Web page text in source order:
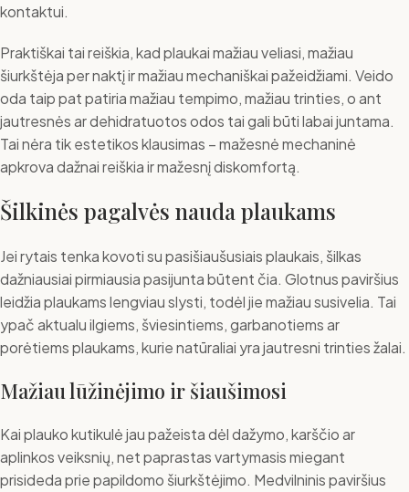
kontaktui.
Praktiškai tai reiškia, kad plaukai mažiau veliasi, mažiau
šiurkštėja per naktį ir mažiau mechaniškai pažeidžiami. Veido
oda taip pat patiria mažiau tempimo, mažiau trinties, o ant
jautresnės ar dehidratuotos odos tai gali būti labai juntama.
Tai nėra tik estetikos klausimas – mažesnė mechaninė
apkrova dažnai reiškia ir mažesnį diskomfortą.
Šilkinės pagalvės nauda plaukams
Jei rytais tenka kovoti su pasišiaušusiais plaukais, šilkas
dažniausiai pirmiausia pasijunta būtent čia. Glotnus paviršius
leidžia plaukams lengviau slysti, todėl jie mažiau susivelia. Tai
ypač aktualu ilgiems, šviesintiems, garbanotiems ar
porėtiems plaukams, kurie natūraliai yra jautresni trinties žalai.
Mažiau lūžinėjimo ir šiaušimosi
Kai plauko kutikulė jau pažeista dėl dažymo, karščio ar
aplinkos veiksnių, net paprastas vartymasis miegant
prisideda prie papildomo šiurkštėjimo. Medvilninis paviršius